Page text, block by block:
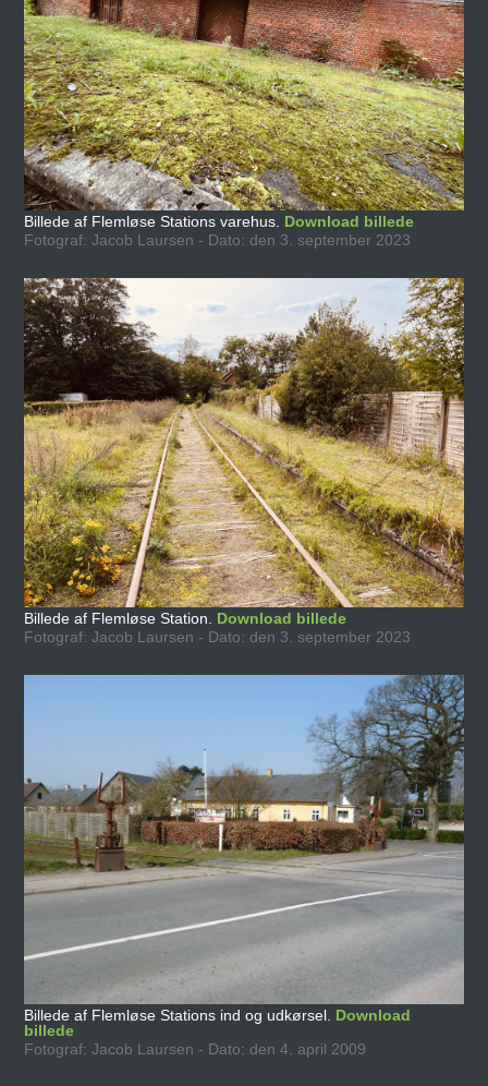
Billede af Flemløse Stations varehus. Download billede
Fotograf: Jacob Laursen - Dato: den 3. september 2023
Billede af Flemløse Station. Download billede
Fotograf: Jacob Laursen - Dato: den 3. september 2023
Billede af Flemløse Stations ind og udkørsel. Download
billede
Fotograf: Jacob Laursen - Dato: den 4. april 2009